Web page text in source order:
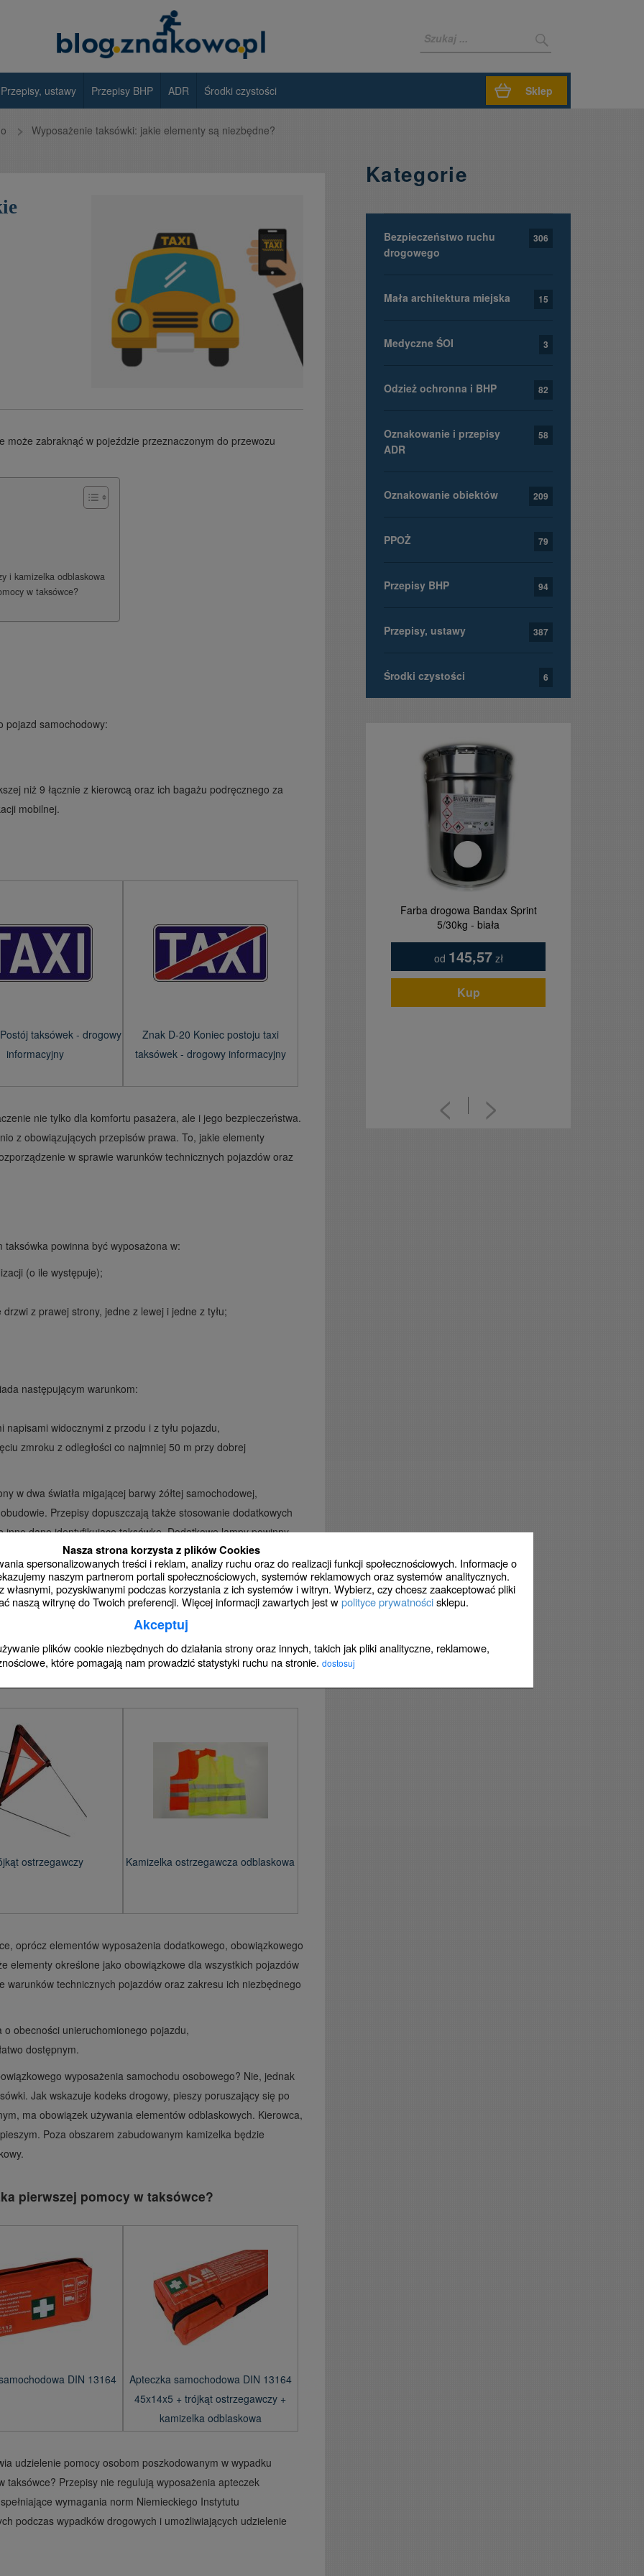
Nasza strona korzysta z plików Cookies
spersonalizowanych treści i reklam, analizy ruchu oraz do realizacji funkcji społecznościowych. Informacje o
naszym partnerom portali społecznościowych, systemów reklamowych oraz systemów analitycznych.
pozyskiwanymi podczas korzystania z ich systemów i witryn. Wybierz, czy chcesz zaakceptować pliki
naszą witrynę do Twoich preferencji. Więcej informacji zawartych jest wpolityce prywatnościsklepu.
Akceptuj
plików cookie niezbędnych do działania strony oraz innych, takich jak pliki analityczne, reklamowe,
które pomagają nam prowadzić statystyki ruchu na stronie. dostosuj
Przepisy, ustawy Przepisy BHP ADR Środki czystości Sklep
Wyposażenie taksówki: jakie elementy są niezbędne?
może zabraknąć w pojeździe przeznaczonym do przewozu
i kamizelka odblaskowa
w taksówce?
pojazd samochodowy:
niż 9 łącznie z kierowcą oraz ich bagażu podręcznego za
mobilnej.
taksówek - drogowy
informacyjny
Znak D-20 Koniec postoju taxi
taksówek - drogowy informacyjny
nie tylko dla komfortu pasażera, ale i jego bezpieczeństwa.
z obowiązujących przepisów prawa. To, jakie elementy
w sprawie warunków technicznych pojazdów oraz
powinna być wyposażona w:
(o ile występuje);
z prawej strony, jedne z lewej i jedne z tyłu;
następującym warunkom:
napisami widocznymi z przodu i z tyłu pojazdu,
zmroku z odległości co najmniej 50 m przy dobrej
w dwa światła migającej barwy żółtej samochodowej,
Przepisy dopuszczają także stosowanie dodatkowych
dane identyfikujące taksówkę. Dodatkowe lampy powinny
się je na dachu, symetrycznie z lewej i prawej strony światła z
i widoczności tego napisu.
oznaczenia, takie jak np. nazwa miejscowości, herb
zgodne z ustaleniami obowiązującymi na obszarze danej
ostrzegawczy i kamizelka odblaskowa
ostrzegawczy Kamizelka ostrzegawcza odblaskowa
oprócz elementów wyposażenia dodatkowego, obowiązkowego
elementy określone jako obowiązkowe dla wszystkich pojazdów
technicznych pojazdów oraz zakresu ich niezbędnego
obecności unieruchomionego pojazdu,
dostępnym.
wyposażenia samochodu osobowego? Nie, jednak
Jak wskazuje kodeks drogowy, pieszy poruszający się po
ma obowiązek używania elementów odblaskowych. Kierowca,
Poza obszarem zabudowanym kamizelka będzie
pierwszej pomocy w taksówce?
DIN 13164
Apteczka samochodowa DIN 13164
45x14x5 + trójkąt ostrzegawczy +
kamizelka odblaskowa
udzielenie pomocy osobom poszkodowanym w wypadku
Przepisy nie regulują wyposażenia apteczek
wymagania norm Niemieckiego Instytutu
podczas wypadków drogowych i umożliwiających udzielenie
Kategorie
Bezpieczeństwo ruchu
drogowego
306
Mała architektura miejska 15
Medyczne ŚOI 3
Odzież ochronna i BHP 82
Oznakowanie i przepisy
ADR
58
Oznakowanie obiektów 209
PPOŻ 79
Przepisy BHP 94
Przepisy, ustawy 387
Środki czystości 6
Farba drogowa Bandax Sprint
5/30kg - biała
od 145,57zł
Kup
< >